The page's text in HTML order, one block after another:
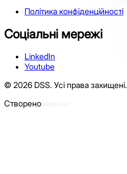
Політика конфіденційності
Соціальні мережі
LinkedIn
Youtube
© 2026 DSS. Усі права захищені.
Створено